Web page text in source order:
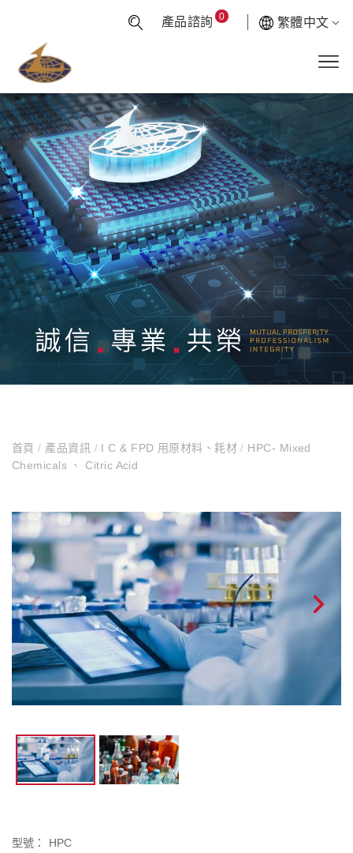
產品諮詢 0 繁體中文
首頁/ 產品資訊 /I C & FPD 用原材料、耗材/ HPC- Mixed
Chemicals 、 Citric Acid
型號： HPC